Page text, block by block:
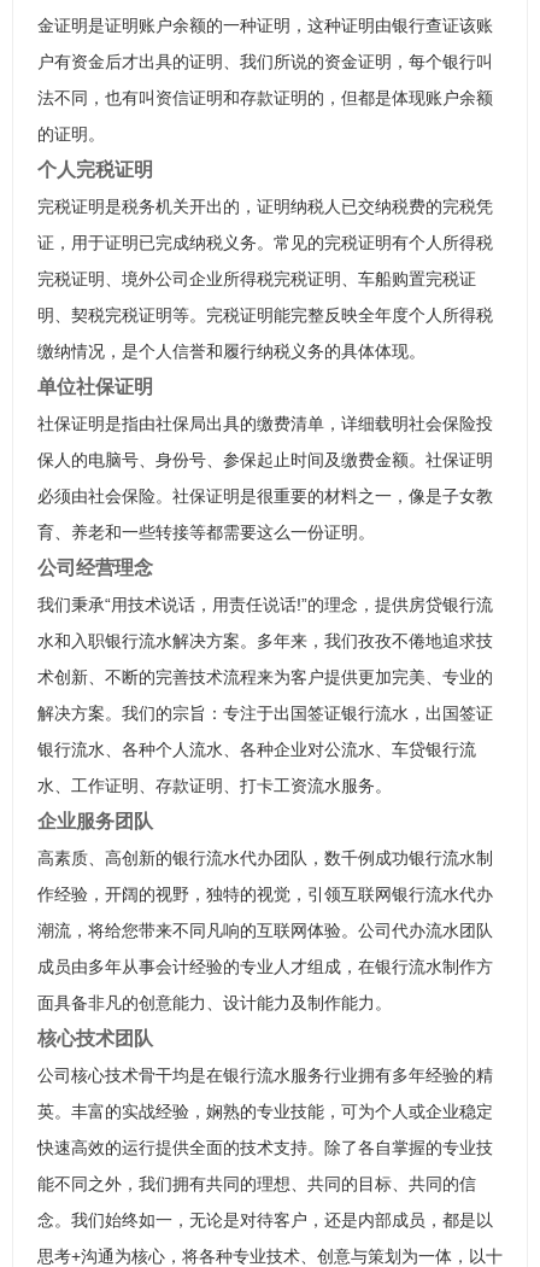
金证明是证明账户余额的一种证明，这种证明由银行查证该账
户有资金后才出具的证明、我们所说的资金证明，每个银行叫
法不同，也有叫资信证明和存款证明的，但都是体现账户余额
的证明。
个人完税证明
完税证明是税务机关开出的，证明纳税人已交纳税费的完税凭
证，用于证明已完成纳税义务。常见的完税证明有个人所得税
完税证明、境外公司企业所得税完税证明、车船购置完税证
明、契税完税证明等。完税证明能完整反映全年度个人所得税
缴纳情况，是个人信誉和履行纳税义务的具体体现。
单位社保证明
社保证明是指由社保局出具的缴费清单，详细载明社会保险投
保人的电脑号、身份号、参保起止时间及缴费金额。社保证明
必须由社会保险。社保证明是很重要的材料之一，像是子女教
育、养老和一些转接等都需要这么一份证明。
公司经营理念
我们秉承“用技术说话，用责任说话!”的理念，提供房贷银行流
水和入职银行流水解决方案。多年来，我们孜孜不倦地追求技
术创新、不断的完善技术流程来为客户提供更加完美、专业的
解决方案。我们的宗旨：专注于出国签证银行流水，出国签证
银行流水、各种个人流水、各种企业对公流水、车贷银行流
水、工作证明、存款证明、打卡工资流水服务。
企业服务团队
高素质、高创新的银行流水代办团队，数千例成功银行流水制
作经验，开阔的视野，独特的视觉，引领互联网银行流水代办
潮流，将给您带来不同凡响的互联网体验。公司代办流水团队
成员由多年从事会计经验的专业人才组成，在银行流水制作方
面具备非凡的创意能力、设计能力及制作能力。
核心技术团队
公司核心技术骨干均是在银行流水服务行业拥有多年经验的精
英。丰富的实战经验，娴熟的专业技能，可为个人或企业稳定
快速高效的运行提供全面的技术支持。除了各自掌握的专业技
能不同之外，我们拥有共同的理想、共同的目标、共同的信
念。我们始终如一，无论是对待客户，还是内部成员，都是以
思考+沟通为核心，将各种专业技术、创意与策划为一体，以十